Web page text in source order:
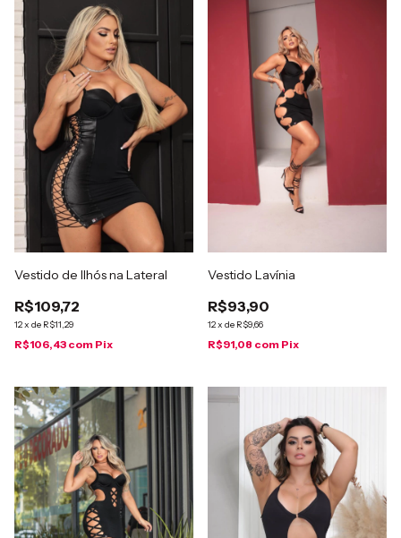
Vestido de Ilhós na Lateral
R$109,72
12x de R$11,29
R$106,43 com Pix
Vestido Lavínia
R$93,90
12x de R$9,66
R$91,08 com Pix